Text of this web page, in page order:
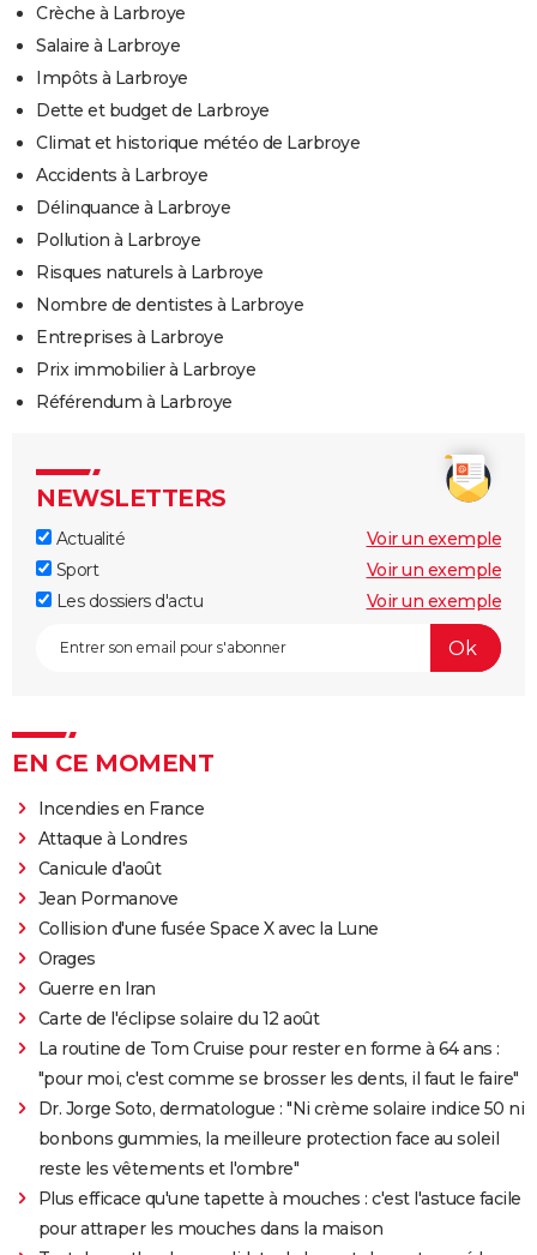
Crèche à Larbroye
Salaire à Larbroye
Impôts à Larbroye
Dette et budget de Larbroye
Climat et historique météo de Larbroye
Accidents à Larbroye
Délinquance à Larbroye
Pollution à Larbroye
Risques naturels à Larbroye
Nombre de dentistes à Larbroye
Entreprises à Larbroye
Prix immobilier à Larbroye
Référendum à Larbroye
NEWSLETTERS
Actualité
Voir un exemple
Sport
Voir un exemple
Les dossiers d'actu
Voir un exemple
EN CE MOMENT
Incendies en France
Attaque à Londres
Canicule d'août
Jean Pormanove
Collision d'une fusée Space X avec la Lune
Orages
Guerre en Iran
Carte de l'éclipse solaire du 12 août
La routine de Tom Cruise pour rester en forme à 64 ans :
"pour moi, c'est comme se brosser les dents, il faut le faire"
Dr. Jorge Soto, dermatologue : "Ni crème solaire indice 50 ni
bonbons gummies, la meilleure protection face au soleil
reste les vêtements et l'ombre"
Plus efficace qu'une tapette à mouches : c'est l'astuce facile
pour attraper les mouches dans la maison